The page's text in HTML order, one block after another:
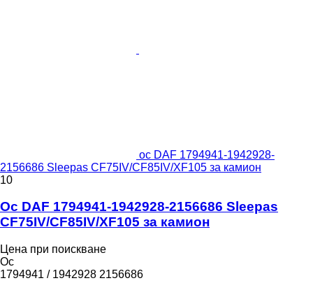
ос DAF 1794941-1942928-
2156686 Sleepas CF75IV/CF85IV/XF105 за камион
10
Ос DAF 1794941-1942928-2156686 Sleepas
CF75IV/CF85IV/XF105 за камион
Цена при поискване
Ос
1794941 / 1942928 2156686